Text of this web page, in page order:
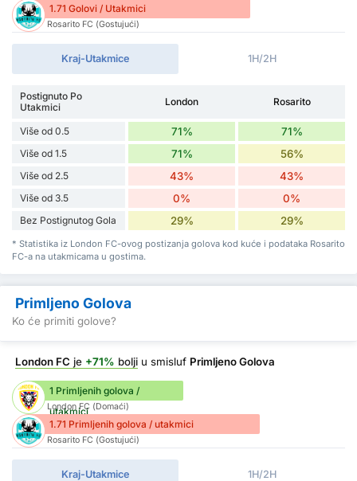
1.71 Golovi / Utakmici
Rosarito FC (Gostujući)
Kraj-Utakmice 1H/2H
Postignuto Po
Utakmici
London Rosarito
Više od 0.5 71% 71%
Više od 1.5 71% 56%
Više od 2.5 43% 43%
Više od 3.5 0% 0%
Bez Postignutog Gola 29% 29%
* Statistika iz London FC-ovog postizanja golova kod kuće i podataka Rosarito
FC-a na utakmicama u gostima.
Primljeno Golova
Ko će primiti golove?
London FC je +71% bolji u smisluf Primljeno Golova
1 Primljenih golova /
utakmici
London FC (Domaći)
1.71 Primljenih golova / utakmici
Rosarito FC (Gostujući)
Kraj-Utakmice 1H/2H